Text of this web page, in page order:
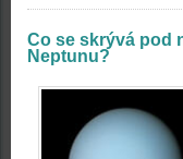
Co se skrývá pod
Neptunu?